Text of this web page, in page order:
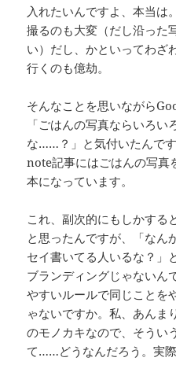
入れたいんですよ、本当は
撮るのも大変（だし沿った
い）だし、かといってわざ
行くのも億劫。
そんなことを思いながら
「ごはんの写真ならいろい
な……？」と気付いたんで
note記事にはごはんの写真
本になっています。
これ、副次的にもしかする
と思ったんですが、「なん
セイ書いてる人いるな？」
ブランディングじゃないん
やすいルールで同じことを
ゃないですか。私、あんま
のモノカキなので、そうい
て……どうなんだろう。実際